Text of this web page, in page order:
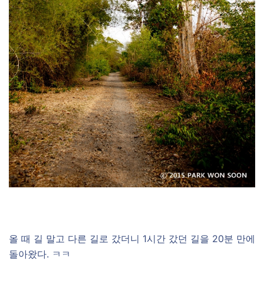
올 때 길 말고 다른 길로 갔더니 1시간 갔던 길을 20분 만에
돌아왔다. ㅋㅋ